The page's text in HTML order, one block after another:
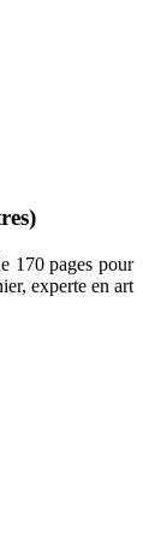
170 pages pour
experte en art